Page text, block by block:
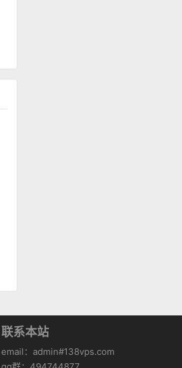
联系本站
email：admin#138vps.com